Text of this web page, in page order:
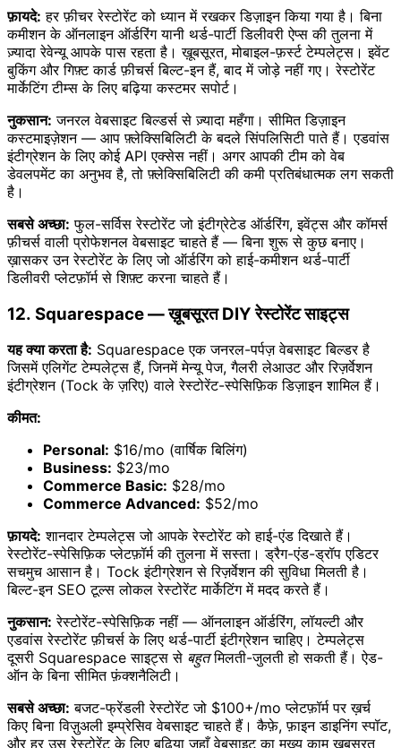
फ़ायदे: हर फ़ीचर रेस्टोरेंट को ध्यान में रखकर डिज़ाइन किया गया है। बिना
कमीशन के ऑनलाइन ऑर्डरिंग यानी थर्ड-पार्टी डिलीवरी ऐप्स की तुलना में
ज़्यादा रेवेन्यू आपके पास रहता है। ख़ूबसूरत, मोबाइल-फ़र्स्ट टेम्पलेट्स। इवेंट
बुकिंग और गिफ़्ट कार्ड फ़ीचर्स बिल्ट-इन हैं, बाद में जोड़े नहीं गए। रेस्टोरेंट
मार्केटिंग टीम्स के लिए बढ़िया कस्टमर सपोर्ट।
नुकसान: जनरल वेबसाइट बिल्डर्स से ज़्यादा महँगा। सीमित डिज़ाइन
कस्टमाइज़ेशन — आप फ़्लेक्सिबिलिटी के बदले सिंपलिसिटी पाते हैं। एडवांस
इंटीग्रेशन के लिए कोई API एक्सेस नहीं। अगर आपकी टीम को वेब
डेवलपमेंट का अनुभव है, तो फ़्लेक्सिबिलिटी की कमी प्रतिबंधात्मक लग सकती
है।
सबसे अच्छा: फुल-सर्विस रेस्टोरेंट जो इंटीग्रेटेड ऑर्डरिंग, इवेंट्स और कॉमर्स
फ़ीचर्स वाली प्रोफेशनल वेबसाइट चाहते हैं — बिना शुरू से कुछ बनाए।
ख़ासकर उन रेस्टोरेंट के लिए जो ऑर्डरिंग को हाई-कमीशन थर्ड-पार्टी
डिलीवरी प्लेटफ़ॉर्म से शिफ़्ट करना चाहते हैं।
12. Squarespace — ख़ूबसूरत DIY रेस्टोरेंट साइट्स
यह क्या करता है: Squarespace एक जनरल-पर्पज़ वेबसाइट बिल्डर है
जिसमें एलिगेंट टेम्पलेट्स हैं, जिनमें मेन्यू पेज, गैलरी लेआउट और रिज़र्वेशन
इंटीग्रेशन (Tock के ज़रिए) वाले रेस्टोरेंट-स्पेसिफ़िक डिज़ाइन शामिल हैं।
कीमत:
Personal: $16/mo (वार्षिक बिलिंग)
Business: $23/mo
Commerce Basic: $28/mo
Commerce Advanced: $52/mo
फ़ायदे: शानदार टेम्पलेट्स जो आपके रेस्टोरेंट को हाई-एंड दिखाते हैं।
रेस्टोरेंट-स्पेसिफ़िक प्लेटफ़ॉर्म की तुलना में सस्ता। ड्रैग-एंड-ड्रॉप एडिटर
सचमुच आसान है। Tock इंटीग्रेशन से रिज़र्वेशन की सुविधा मिलती है।
बिल्ट-इन SEO टूल्स लोकल रेस्टोरेंट मार्केटिंग में मदद करते हैं।
नुकसान: रेस्टोरेंट-स्पेसिफ़िक नहीं — ऑनलाइन ऑर्डरिंग, लॉयल्टी और
एडवांस रेस्टोरेंट फ़ीचर्स के लिए थर्ड-पार्टी इंटीग्रेशन चाहिए। टेम्पलेट्स
दूसरी Squarespace साइट्स से बहुतमिलती-जुलती हो सकती हैं। ऐड-
ऑन के बिना सीमित फ़ंक्शनैलिटी।
सबसे अच्छा: बजट-फ्रेंडली रेस्टोरेंट जो $100+/mo प्लेटफ़ॉर्म पर ख़र्च
किए बिना विज़ुअली इम्प्रेसिव वेबसाइट चाहते हैं। कैफ़े, फ़ाइन डाइनिंग स्पॉट,
और हर उस रेस्टोरेंट के लिए बढ़िया जहाँ वेबसाइट का मुख्य काम ख़ूबसूरत